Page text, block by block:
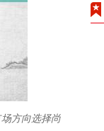
方向选择尚